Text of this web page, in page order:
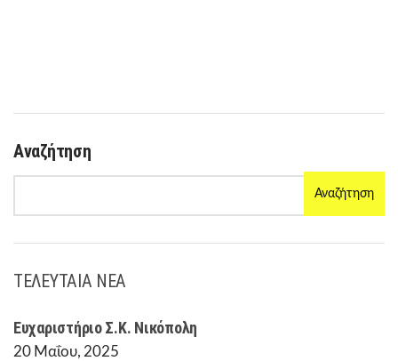
Αναζήτηση
Αναζήτηση
ΤΕΛΕΥΤΑΙΑ ΝΕΑ
Ευχαριστήριο Σ.Κ. Νικόπολη
20 Μαΐου, 2025